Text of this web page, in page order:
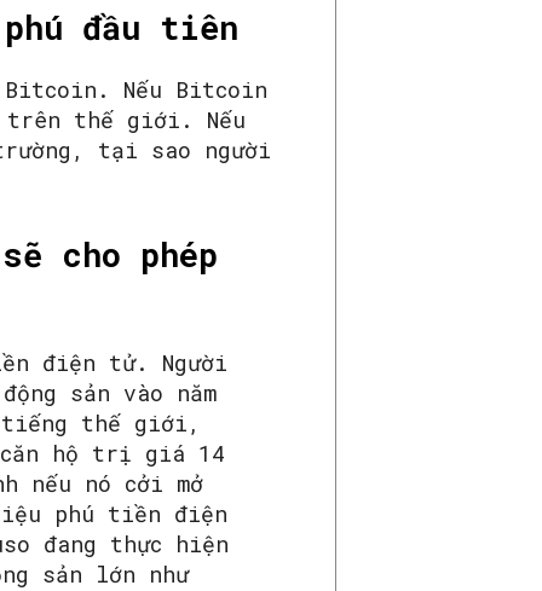
đầu tiên
Nếu Bitcoin
thế giới. Nếu
tại sao người
cho phép
điện tử. Người
sản vào năm
thế giới,
căn hộ trị giá 14
nếu nó cởi mở
phú tiền điện
đang thực hiện
sản lớn như